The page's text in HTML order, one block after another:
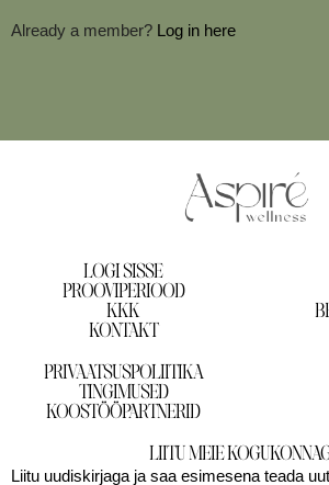
Already a member? Log in here
LOGI SISSE
PROOVIPERIOOD
KKK
KONTAKT
PRIVAATSUSPOLIITIKA
TINGIMUSED
KOOSTÖÖPARTNERID
LIITU MEIE
Liitu uudiskirjaga ja saa esimesena teada